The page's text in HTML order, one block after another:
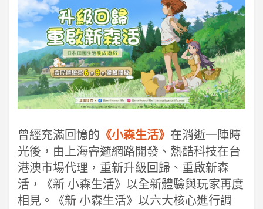
曾經充滿回憶的 《小森生活》 在消逝一陣時
光後，由上海睿邏網路開發、熱酷科技在台
港澳市場代理，重新升級回歸、重啟新森
活，《新 小森生活》以全新體驗與玩家再度
相見。《新 小森生活》以六大核心進行調